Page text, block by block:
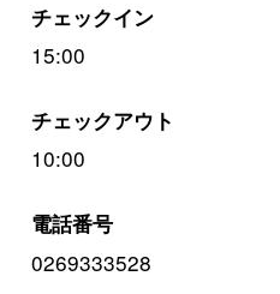
チェックイン
15:00
チェックアウト
10:00
電話番号
0269333528